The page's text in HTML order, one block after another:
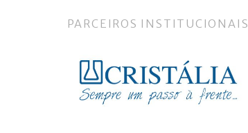
PARCEIROS INSTITUCIONAIS